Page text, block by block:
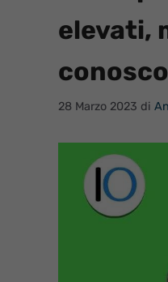
elevati,
28 Marzo 2023 di